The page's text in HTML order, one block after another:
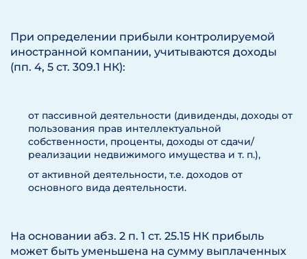
При определении прибыли контролируемой
иностранной компании, учитываются доходы
(пп. 4, 5 ст. 309.1 НК):
от пассивной деятельности (дивиденды, доходы от
пользования прав интеллектуальной
собственности, проценты, доходы от сдачи/
реализации недвижимого имущества и т. п.),
от активной деятельности, т.е. доходов от
основного вида деятельности.
На основании абз. 2 п. 1 ст. 25.15 НК прибыль
может быть уменьшена на сумму выплаченных